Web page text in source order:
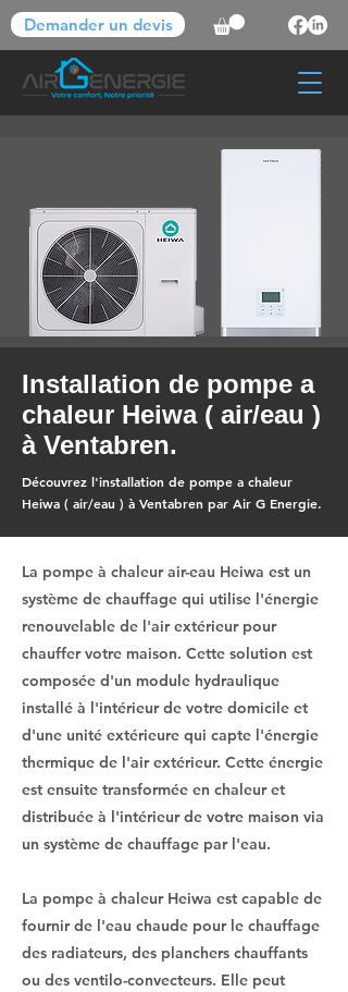
Demander un devis
Installation de pompe a
chaleur Heiwa ( air/eau )
à Ventabren.
Découvrez l'installation de pompe a chaleur
Heiwa ( air/eau ) à Ventabren par Air G Energie.
La pompe à chaleur air-eau Heiwa est un
système de chauffage qui utilise l'énergie
renouvelable de l'air extérieur pour
chauffer votre maison. Cette solution est
composée d'un module hydraulique
installé à l'intérieur de votre domicile et
d'une unité extérieure qui capte l'énergie
thermique de l'air extérieur. Cette énergie
est ensuite transformée en chaleur et
distribuée à l'intérieur de votre maison via
un système de chauffage par l'eau.
La pompe à chaleur Heiwa est capable de
fournir de l'eau chaude pour le chauffage
des radiateurs, des planchers chauffants
ou des ventilo-convecteurs. Elle peut